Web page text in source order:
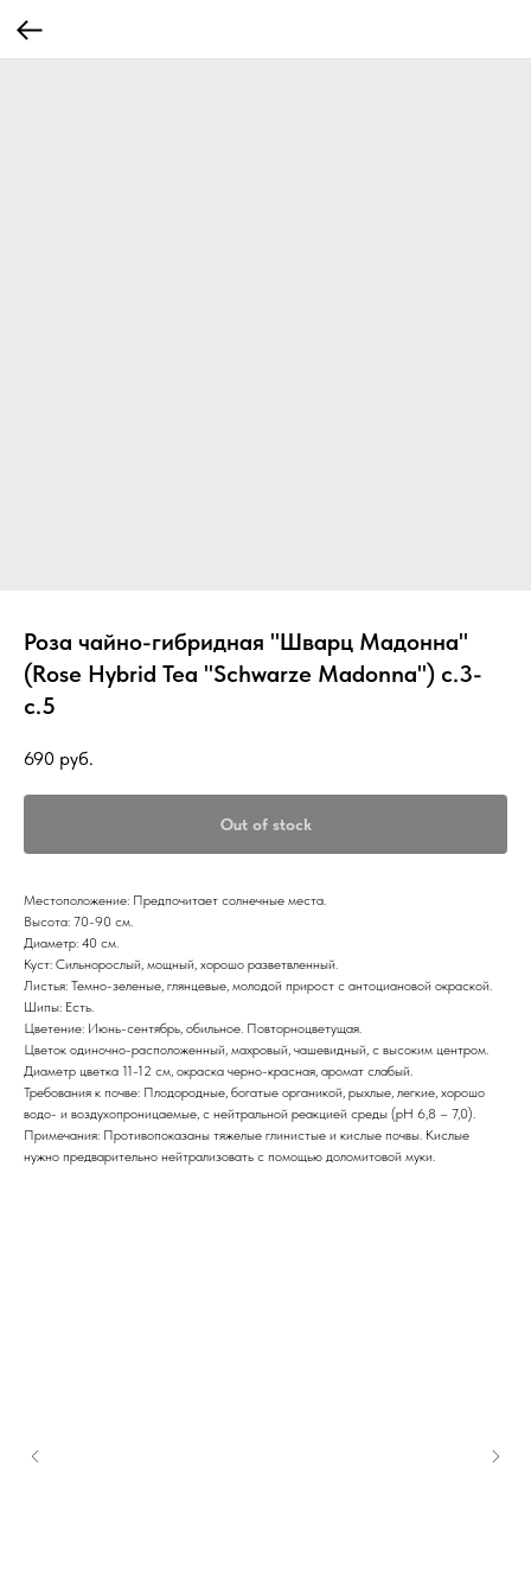
Роза чайно-гибридная "Шварц Мадонна"
(Rose Hybrid Tea "Schwarze Madonna") с.3-
с.5
690 руб.
Out of stock
Местоположение: Предпочитает солнечные места.
Высота: 70-90 см.
Диаметр: 40 см.
Куст: Сильнорослый, мощный, хорошо разветвленный.
Листья: Темно-зеленые, глянцевые, молодой прирост с антоциановой окраской.
Шипы: Есть.
Цветение: Июнь-сентябрь, обильное. Повторноцветущая.
Цветок одиночно-расположенный, махровый, чашевидный, с высоким центром.
Диаметр цветка 11-12 см, окраска черно-красная, аромат слабый.
Требования к почве: Плодородные, богатые органикой, рыхлые, легкие, хорошо
водо- и воздухопроницаемые, с нейтральной реакцией среды (рН 6,8 – 7,0).
Примечания: Противопоказаны тяжелые глинистые и кислые почвы. Кислые
нужно предварительно нейтрализовать с помощью доломитовой муки.